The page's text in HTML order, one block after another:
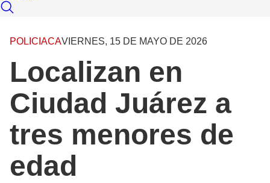
POLICIACAVIERNES, 15 DE MAYO DE 2026
Localizan en
Ciudad Juárez a
tres menores de
edad